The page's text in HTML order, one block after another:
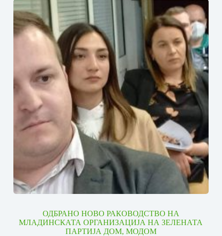
ОДБРАНО НОВО РАКОВОДСТВО НА
МЛАДИНСКАТА ОРГАНИЗАЦИЈА НА ЗЕЛЕНАТА
ПАРТИЈА ДОМ, МОДОМ